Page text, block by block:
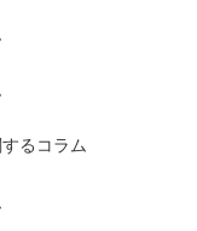
るコラム